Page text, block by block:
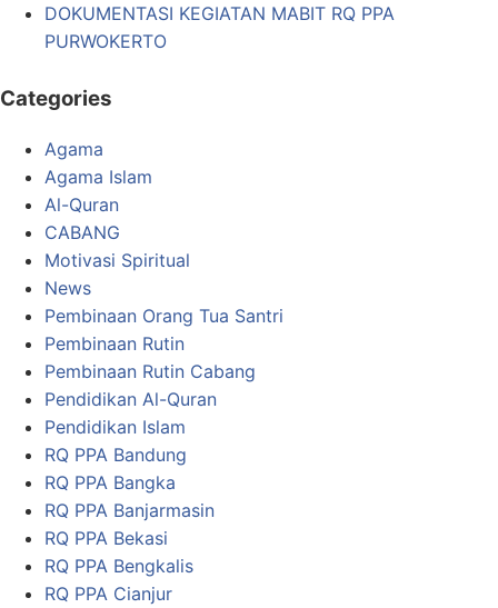
DOKUMENTASI KEGIATAN MABIT RQ PPA
PURWOKERTO
Categories
Agama
Agama Islam
Al-Quran
CABANG
Motivasi Spiritual
News
Pembinaan Orang Tua Santri
Pembinaan Rutin
Pembinaan Rutin Cabang
Pendidikan Al-Quran
Pendidikan Islam
RQ PPA Bandung
RQ PPA Bangka
RQ PPA Banjarmasin
RQ PPA Bekasi
RQ PPA Bengkalis
RQ PPA Cianjur